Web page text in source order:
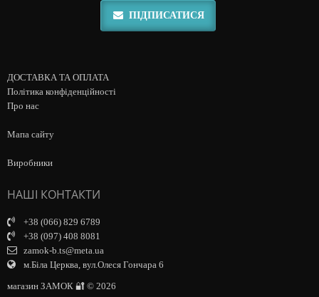
ПІДПИСАТИСЯ
ДОСТАВКА ТА ОПЛАТА
Політика конфіденційності
Про нас
Мапа сайту
Виробники
НАШІ КОНТАКТИ
+38 (066) 829 6789
+38 (097) 408 8081
zamok-b.ts@meta.ua
м.Біла Церква, вул.Олеся Гончара 6
магазин ЗАМОК 🔐 © 2026